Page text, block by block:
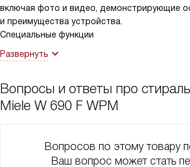
включая фото и видео, демонстрирующие
и преимущества устройства.
Специальные функции
Развернуть
Вопросы и ответы про
Miele W 690 F WPM
Вопросов по этому товару
Ваш вопрос может стать